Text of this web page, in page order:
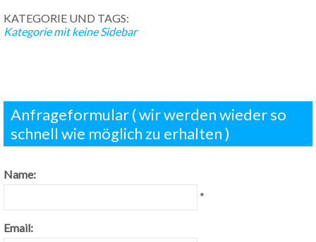
KATEGORIE UND TAGS:
Kategorie mit keine Sidebar
Anfrageformular ( wir werden wieder so
schnell wie möglich zu erhalten )
Name:
*
Email: